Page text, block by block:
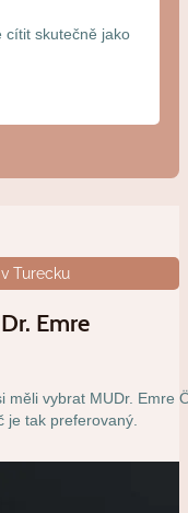
cítit skutečně jako
Turecku
Emre
měli vybrat MUDr. Emre
je tak preferovaný.